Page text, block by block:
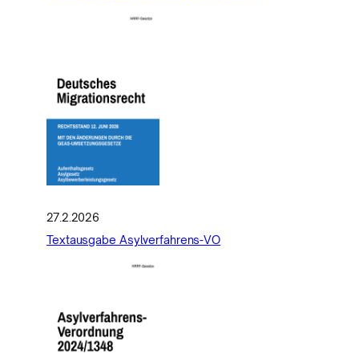
27.2.2026
Textausgabe Asylverfahrens-VO